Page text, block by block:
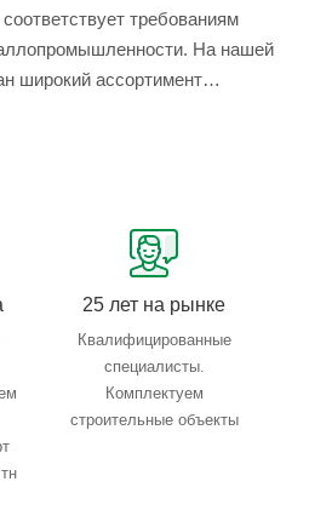
требованиям
На нашей
широкий ассортимент
25 лет на рынке
Квалифицированные
специалисты.
Комплектуем
строительные объекты